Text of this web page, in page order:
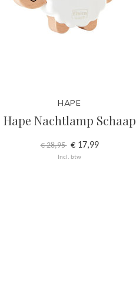
HAPE
Hape Nachtlamp Schaap
€ 28,95 € 17,99
Incl. btw